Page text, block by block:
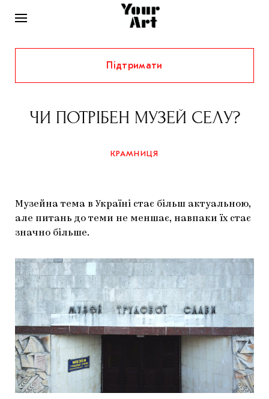
НОВИНИ
ІНТЕРВ’Ю
ХУДОЖНИКИ
КУРАТОРИ
МУЗИКА
ФЕСТИВАЛІ
ОСВІТА
КОЛЕКЦІЇ
ГАЛЕРЕЇ
АРТЦЕНТРИ
КОМЕНТАРІ
КОНСПЕКТИ
КНИЖКИ І ЖУРНАЛИ
СПЕЦПРОЄКТИ
ДОСЛІДНИЦЬКА ПЛАТФОРМА
ЗАПАЛЕННЯ
ЯК ПІДТРИМУВАТИ УКРАЇНСЬКЕ МИСТЕЦТВО
МАРІУПОЛЬСЬКІ МАРГІНАЛІЇ
CARPATHIAN CULT ПРО РІЗДВЯНІ СВЯТА
Підтримати
ЧИ ПОТРІБЕН МУЗЕЙ СЕЛУ?
КРАМНИЦЯ
Музейна тема в Україні стає більш актуальною,
але питань до теми не меншає, навпаки їх стає
значно більше.